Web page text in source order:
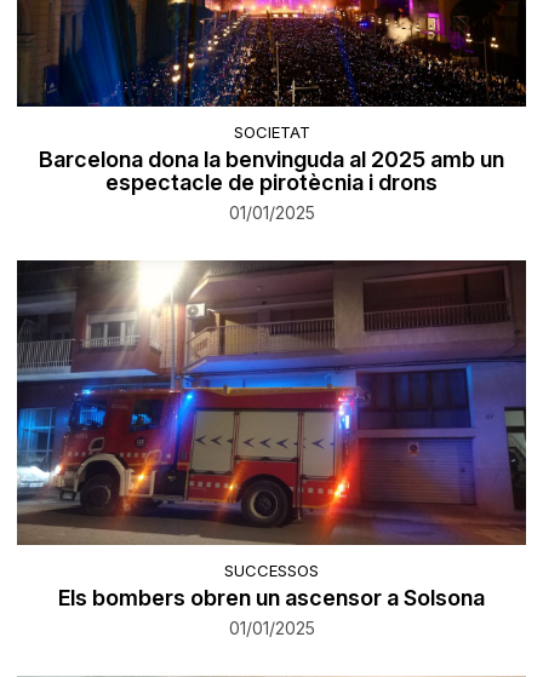
SOCIETAT
Barcelona dona la benvinguda al 2025 amb un
espectacle de pirotècnia i drons
01/01/2025
SUCCESSOS
Els bombers obren un ascensor a Solsona
01/01/2025